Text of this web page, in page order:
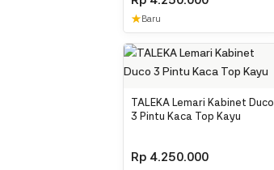
★ Baru
TALEKA Lemari Kabinet Duco
3 Pintu Kaca Top Kayu
Rp 4.250.000